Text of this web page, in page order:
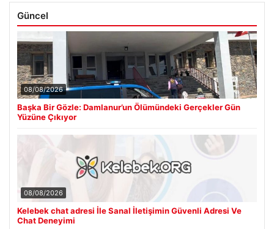
Güncel
08/08/2026
Başka Bir Gözle: Damlanur’un Ölümündeki Gerçekler Gün
Yüzüne Çıkıyor
08/08/2026
Kelebek chat adresi İle Sanal İletişimin Güvenli Adresi Ve
Chat Deneyimi